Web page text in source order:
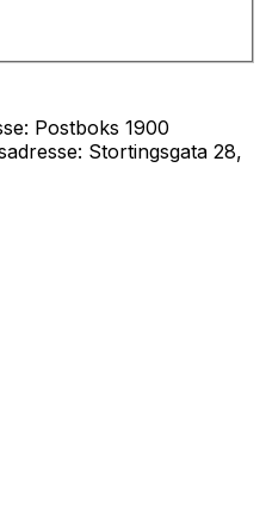
Postboks 1900
Stortingsgata 28,